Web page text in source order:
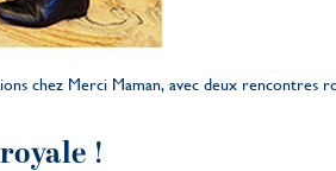
chez Merci Maman, avec deux rencontres
!